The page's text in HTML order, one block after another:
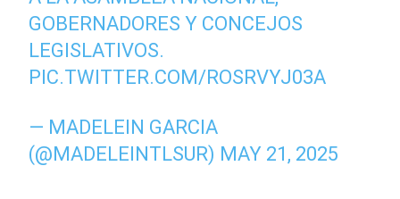
GOBERNADORES Y CONCEJOS
LEGISLATIVOS.
PIC.TWITTER.COM/ROSRVYJ03A
— MADELEIN GARCIA
(@MADELEINTLSUR) MAY 21, 2025